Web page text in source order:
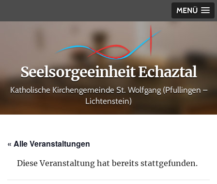
MENÜ
Seelsorgeeinheit Echaztal
Katholische Kirchengemeinde St. Wolfgang (Pfullingen –
Lichtenstein)
« Alle Veranstaltungen
Diese Veranstaltung hat bereits stattgefunden.